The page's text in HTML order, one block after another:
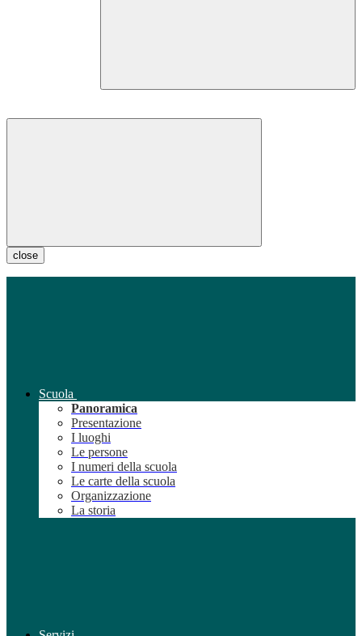
close
Scuola
Panoramica
Presentazione
I luoghi
Le persone
I numeri della scuola
Le carte della scuola
Organizzazione
La storia